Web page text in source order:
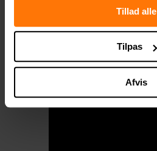
Tillad alle
Tilpas
Afvis